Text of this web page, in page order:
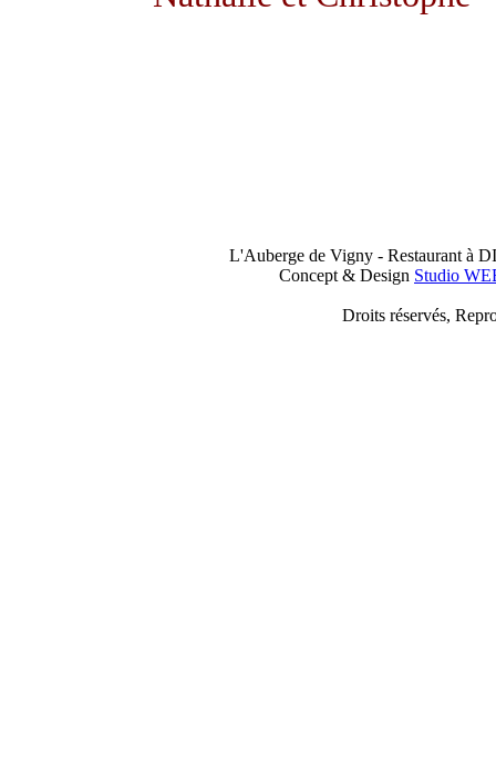
L'Auberge de Vigny - Restaurant à
Concept & Design Studio
Droits réservés,